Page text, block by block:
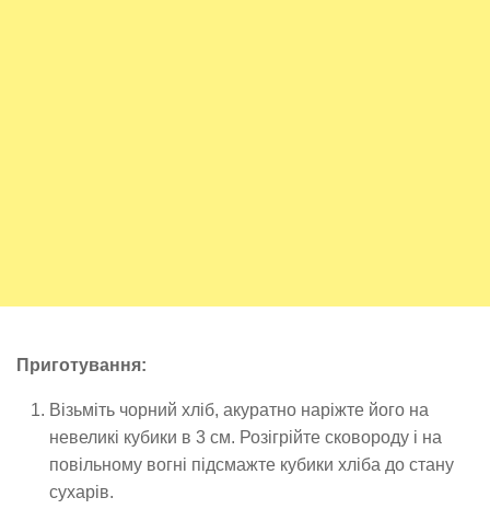
Приготування:
Візьміть чорний хліб, акуратно наріжте його на
невеликі кубики в 3 см. Розігрійте сковороду і на
повільному вогні підсмажте кубики хліба до стану
сухарів.